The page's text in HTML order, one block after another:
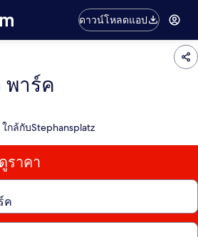
ดาวน์โหลดแอป
พาร์ค
กล้กับStephansplatz
ราคา